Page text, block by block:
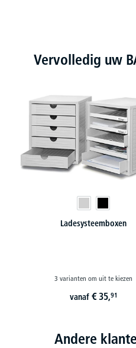
Productgalerij overslaan
Vervolledig uw
Ladesysteemboxen
3 varianten om uit te kiezen
vanaf € 35,91
Andere